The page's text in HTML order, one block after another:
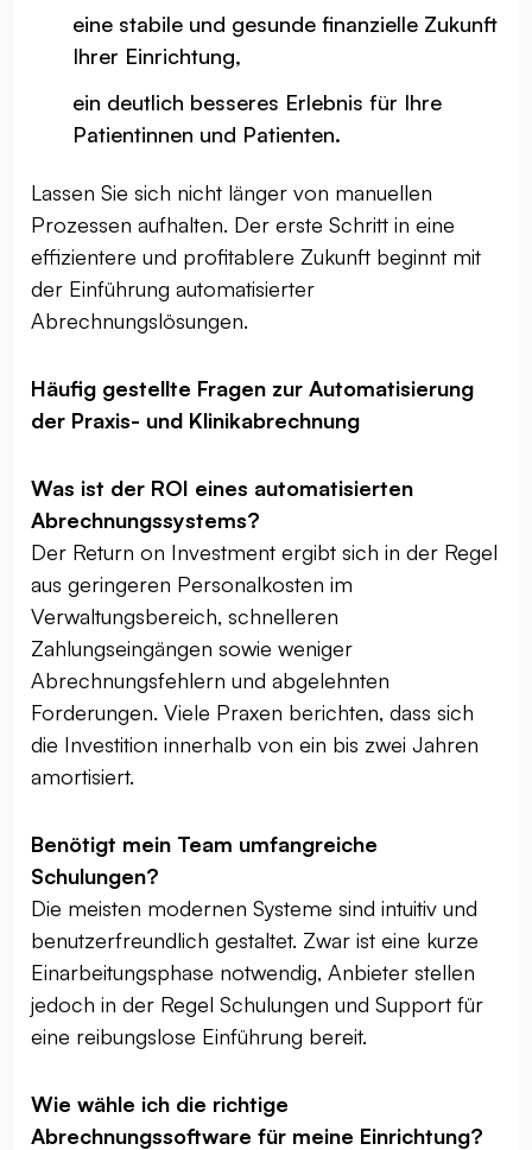
eine stabile und gesunde finanzielle Zukunft
Ihrer Einrichtung,
ein deutlich besseres Erlebnis für Ihre
Patientinnen und Patienten.
Lassen Sie sich nicht länger von manuellen
Prozessen aufhalten. Der erste Schritt in eine
effizientere und profitablere Zukunft beginnt mit
der Einführung automatisierter
Abrechnungslösungen.
Häufig gestellte Fragen zur Automatisierung
der Praxis- und Klinikabrechnung
Was ist der ROI eines automatisierten
Abrechnungssystems?
Der Return on Investment ergibt sich in der Regel
aus geringeren Personalkosten im
Verwaltungsbereich, schnelleren
Zahlungseingängen sowie weniger
Abrechnungsfehlern und abgelehnten
Forderungen. Viele Praxen berichten, dass sich
die Investition innerhalb von ein bis zwei Jahren
amortisiert.
Benötigt mein Team umfangreiche
Schulungen?
Die meisten modernen Systeme sind intuitiv und
benutzerfreundlich gestaltet. Zwar ist eine kurze
Einarbeitungsphase notwendig, Anbieter stellen
jedoch in der Regel Schulungen und Support für
eine reibungslose Einführung bereit.
Wie wähle ich die richtige
Abrechnungssoftware für meine Einrichtung?